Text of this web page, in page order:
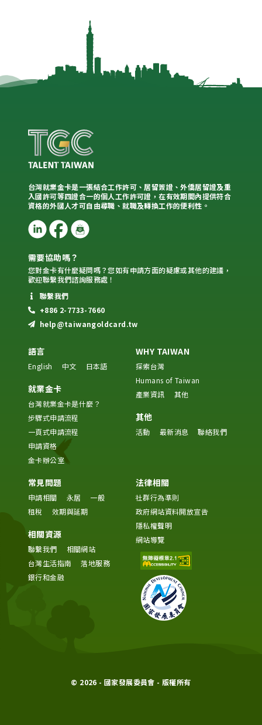
台灣就業金卡是一張結合工作許可、居留簽證、外僑居留證及重
入國許可等四證合一的個人工作許可證，在有效期間內提供符合
資格的外國人才可自由尋職、就職及轉換工作的便利性。
需要協助嗎？
您對金卡有什麼疑問嗎？您如有申請方面的疑慮或其他的建議，
歡迎聯繫我們諮詢服務處！
聯繫我們
+886 2-7733-7660
help@taiwangoldcard.tw
語言
English 中文 日本語
就業金卡
台灣就業金卡是什麼？
步驟式申請流程
一頁式申請流程
申請資格
金卡辦公室
WHY TAIWAN
探索台灣
Humans of Taiwan
產業資訊
其他
其他
活動 最新消息 聯絡我們
常見問題
申請相關 永居
一般
租稅
效期與延期
相關資源
聯繫我們
相關網站
台灣生活指南
落地服務
銀行和金融
法律相關
社群行為準則
政府網站資料開放宣告
隱私權聲明
網站導覽
© 2026 - 國家發展委員會 - 版權所有